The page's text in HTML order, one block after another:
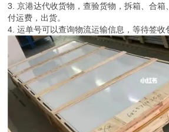
3. 京港达代收货物，查验货物，拆箱、合箱
付运费，出货。
4. 运单号可以查询物流运输信息，等待签收